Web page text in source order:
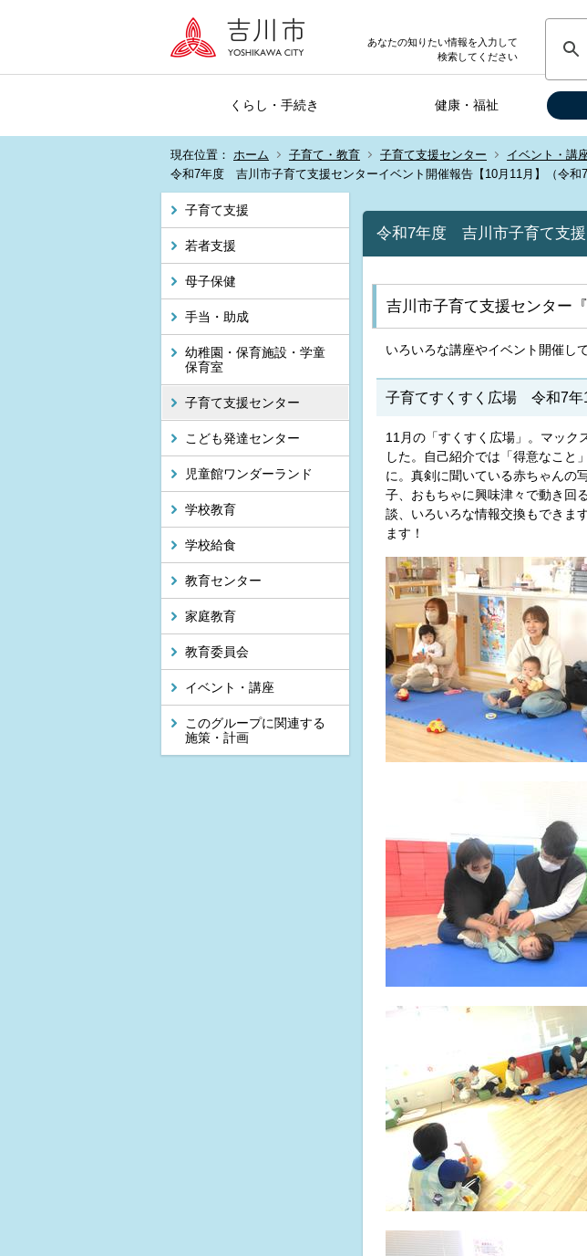
あなたの知りたい情報を入力して
検索してください
くらし・手続き 健康・福祉
現在位置： ホーム 子育て・教育 子育て支援センター
イベント・講
令和7年度 吉川市子育て支援センターイベント開催報告【10月11月】（令和7
子育て支援
若者支援
母子保健
手当・助成
幼稚園・保育施設・学童
保育室
子育て支援センター
こども発達センター
児童館ワンダーランド
学校教育
学校給食
教育センター
家庭教育
教育委員会
イベント・講座
このグループに関連する
施策・計画
令和7年度 吉川市子育て支援
吉川市子育て支援センター
いろいろな講座やイベント開催し
子育てすくすく広場 令和7年
11月の「すくすく広場」。マック
した。自己紹介では「得意なこと
に。真剣に聞いている赤ちゃんの
子、おもちゃに興味津々で動き回
談、いろいろな情報交換もできま
ます！